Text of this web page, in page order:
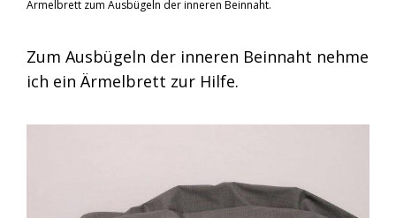
Ärmelbrett zum Ausbügeln der inneren Beinnaht.
Zum Ausbügeln der inneren Beinnaht nehme
ich ein Ärmelbrett zur Hilfe.